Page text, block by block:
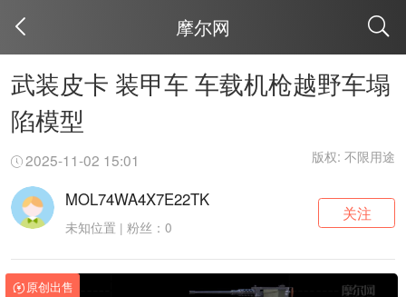
摩尔网
武装皮卡 装甲车 车载机枪越野车塌
陷模型
2025-11-02 15:01 版权: 不限用途
MOL74WA4X7E22TK
未知位置 | 粉丝：0
关注
原创出售
取消